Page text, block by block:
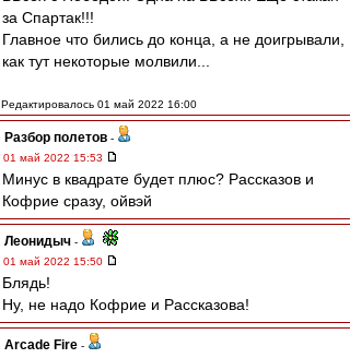
за Спартак!!!
Главное что бились до конца, а не доигрывали,
как тут некоторые молвили...
Редактировалось 01 май 2022 16:00
Разбор полетов -
01 май 2022 15:53
Минус в квадрате будет плюс? Рассказов и
Кофрие сразу, ойвэй
Леонидыч -
01 май 2022 15:50
Блядь!
Ну, не надо Кофрие и Рассказова!
Arcade Fire -